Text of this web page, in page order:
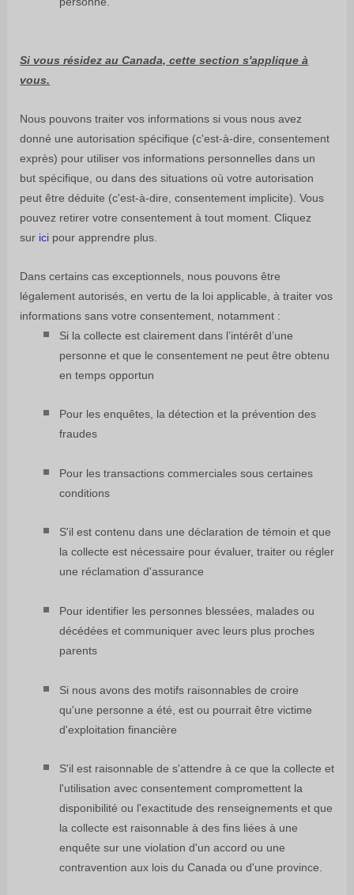
Si vous résidez au Canada, cette section s'applique à
vous.
Nous pouvons traiter vos informations si vous nous avez
donné une autorisation spécifique (c'est-à-dire consentement
exprès) pour utiliser vos informations personnelles dans un
but spécifique, ou dans des situations où votre autorisation
peut être déduite (c'est-à-dire consentement implicite). Vous
pouvez retirer votre consentement à tout moment. Cliquez
sur ici pour apprendre plus.
Dans certains cas exceptionnels, nous pouvons être
légalement autorisés, en vertu de la loi applicable, à traiter vos
informations sans votre consentement, notamment :
Si la collecte est clairement dans l’intérêt d’une
personne et que le consentement ne peut être obtenu
en temps opportun
Pour les enquêtes, la détection et la prévention des
fraudes
Pour les transactions commerciales sous certaines
conditions
S'il est contenu dans une déclaration de témoin et que
la collecte est nécessaire pour évaluer, traiter ou régler
une réclamation d'assurance
Pour identifier les personnes blessées, malades ou
décédées et communiquer avec leurs plus proches
parents
Si nous avons des motifs raisonnables de croire
qu'une personne a été, est ou pourrait être victime
d'exploitation financière
S'il est raisonnable de s'attendre à ce que la collecte et
l'utilisation avec consentement compromettent la
disponibilité ou l'exactitude des renseignements et que
la collecte est raisonnable à des fins liées à une
enquête sur une violation d'un accord ou une
contravention aux lois du Canada ou d'une province.